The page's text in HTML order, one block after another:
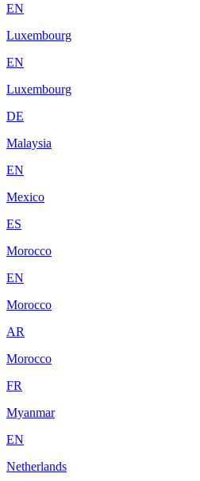
EN
Luxembourg
EN
Luxembourg
DE
Malaysia
EN
Mexico
ES
Morocco
EN
Morocco
AR
Morocco
FR
Myanmar
EN
Netherlands